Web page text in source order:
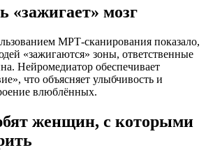
«зажигает» мозг
МРТ-сканирования показало,
«зажигаются» зоны, ответственные
Нейромедиатор обеспечивает
что объясняет улыбчивость и
влюблённых.
женщин, с которыми